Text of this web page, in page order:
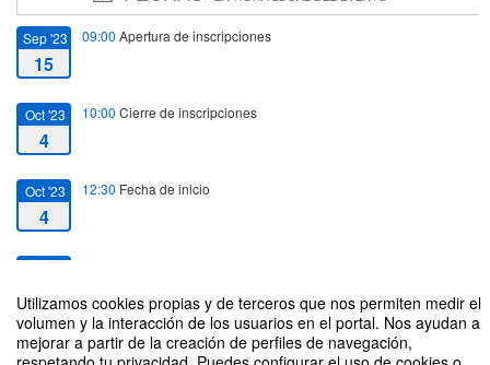
Utilizamos cookies propias y de terceros que nos permiten medir el
volumen y la interacción de los usuarios en el portal. Nos ayudan a
mejorar a partir de la creación de perfiles de navegación,
Sep '23
15
09:00 Apertura de inscripciones
Oct '23
4
10:00 Cierre de inscripciones
Oct '23
4
12:30 Fecha de inicio
4